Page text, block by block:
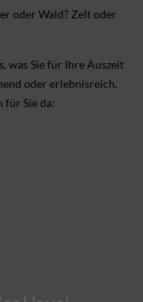
oder Wald? Zelt oder
was Sie für Ihre Aus­zeit
oder erlebnis­reich.
Sie da: